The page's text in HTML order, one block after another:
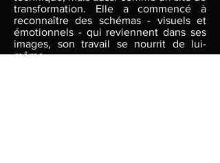
transformation. Elle a commencé à
reconnaître des schémas - visuels et
émotionnels - qui reviennent dans ses
images, son travail se nourrit de lui-
même.